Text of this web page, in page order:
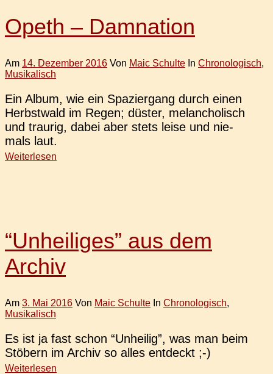
Opeth – Damnation
Am 14. Dezember 2016 Von Maic Schulte In Chronologisch,
Musikalisch
Ein Album, wie ein Spa­zier­gang durch einen
Herbst­wald im Regen; düster, melan­cho­lisch
und trau­rig, dabei aber stets leise und nie­
mals laut.
Weiterlesen
“Unheiliges” aus dem
Archiv
Am 3. Mai 2016 Von Maic Schulte In Chronologisch,
Musikalisch
Es ist ja fast schon “Unhei­lig”, was man beim
Stö­bern im Archiv so alles entdeckt ;-)
Weiterlesen